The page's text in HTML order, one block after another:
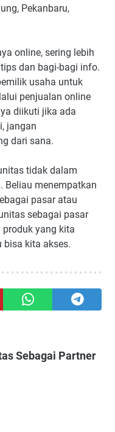
Pekanbaru,
online, sering lebih
dan bagi-bagi info.
usaha untuk
penjualan online
diikuti jika ada
jangan
dari sana.
tidak dalam
Beliau menempatkan
pasar atau
sebagai pasar
produk yang kita
bisa kita akses.
Sebagai Partner